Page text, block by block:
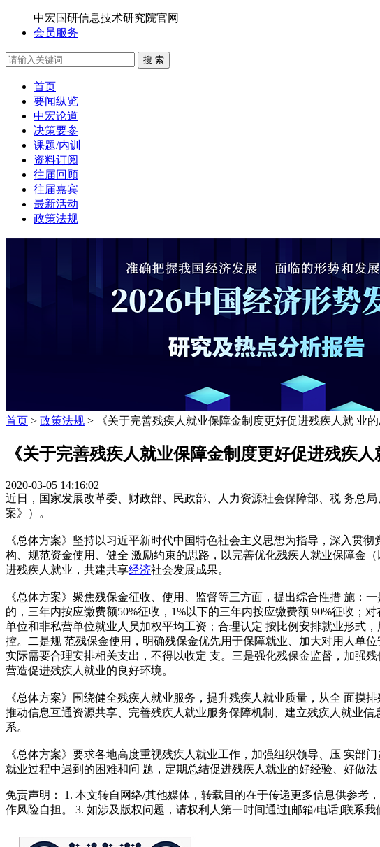
中宏国研信息技术研究院官网
会员服务
搜 索
首页
要闻纵览
中宏论道
决策要参
课题/内训
资料订阅
往届回顾
往届嘉宾
最新活动
政策法规
首页 > 政策法规 > 《关于完善残疾人就业保障金制度更好促进残疾人就 业
《关于完善残疾人就业保障金制度更好促进残疾人
2020-03-05 14:16:02
近日，国家发展改革委、财政部、民政部、人力资源社会保障部、税 务总
案》）。
《总体方案》坚持以习近平新时代中国特色社会主义思想为指导，深入贯
构、规范资金使用、健全 激励约束的思路，以完善优化残疾人就业保障金
进残疾人就业，共建共享经济社会发展成果。
《总体方案》聚焦残保金征收、使用、监督等三方面，提出综合性措 施：
的，三年内按应缴费额50%征收，1%以下的三年内按应缴费额 90%征收；
单位和非私营单位就业人员加权平均工资；合理认定 按比例安排就业形式
控。二是规 范残保金使用，明确残保金优先用于保障就业、加大对用人单
实际需要合理安排相关支出，不得以收定 支。三是强化残保金监督，加强
营造促进残疾人就业的良好环境。
《总体方案》围绕健全残疾人就业服务，提升残疾人就业质量，从全 面摸
推动信息互通资源共享、完善残疾人就业服务保障机制、建立残疾人就业
系。
《总体方案》要求各地高度重视残疾人就业工作，加强组织领导、压 实部
就业过程中遇到的困难和问 题，定期总结促进残疾人就业的好经验、好做法
免责声明： 1. 本文转自网络/其他媒体，转载目的在于传递更多信息供参
作风险自担。 3. 如涉及版权问题，请权利人第一时间通过[邮箱/电话]联系